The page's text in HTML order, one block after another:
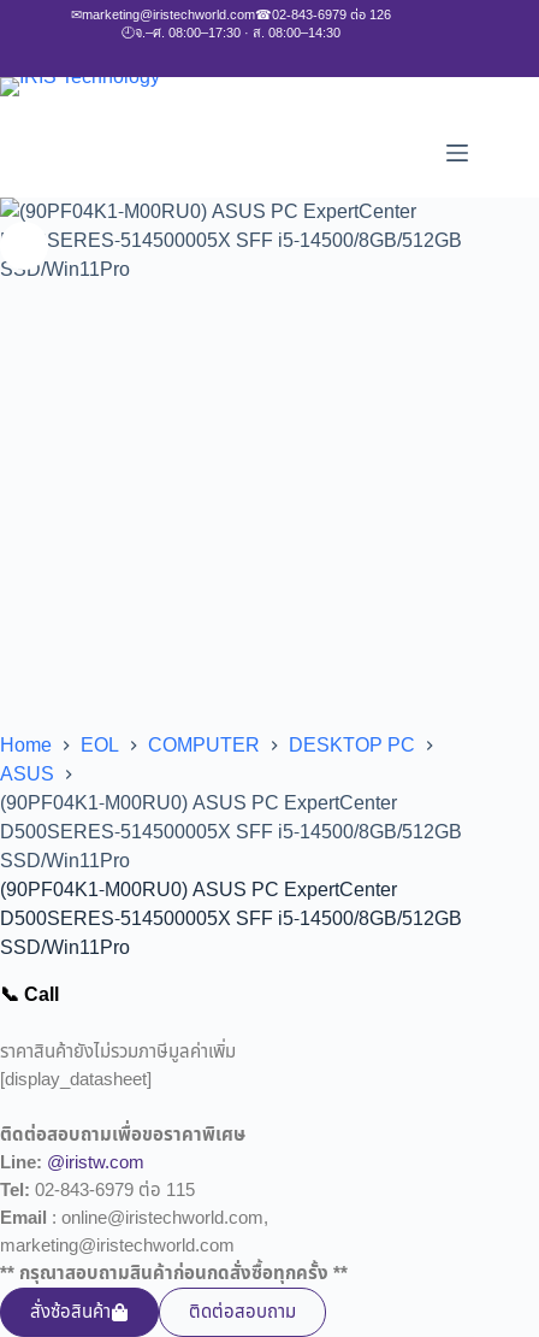
✉marketing@iristechworld.com☎02-843-6979 ต่อ 126
🕘จ.–ศ. 08:00–17:30 · ส. 08:00–14:30
Home EOL COMPUTER
DESKTOP PC
ASUS
(90PF04K1-M00RU0) ASUS PC ExpertCenter
D500SERES-514500005X SFF i5-14500/8GB/512GB
SSD/Win11Pro
(90PF04K1-M00RU0) ASUS PC ExpertCenter
D500SERES-514500005X SFF i5-14500/8GB/512GB
SSD/Win11Pro
📞 Call
ราคาสินค้ายังไม่รวมภาษีมูลค่าเพิ่ม
[display_datasheet]
ติดต่อสอบถามเพื่อขอราคาพิเศษ
Line: @iristw.com
Tel: 02-843-6979 ต่อ 115
Email : online@iristechworld.com,
marketing@iristechworld.com
** กรุณาสอบถามสินค้าก่อนกดสั่งซื้อทุกครั้ง **
สั่งซ้อสินค้า
ติดต่อสอบถาม